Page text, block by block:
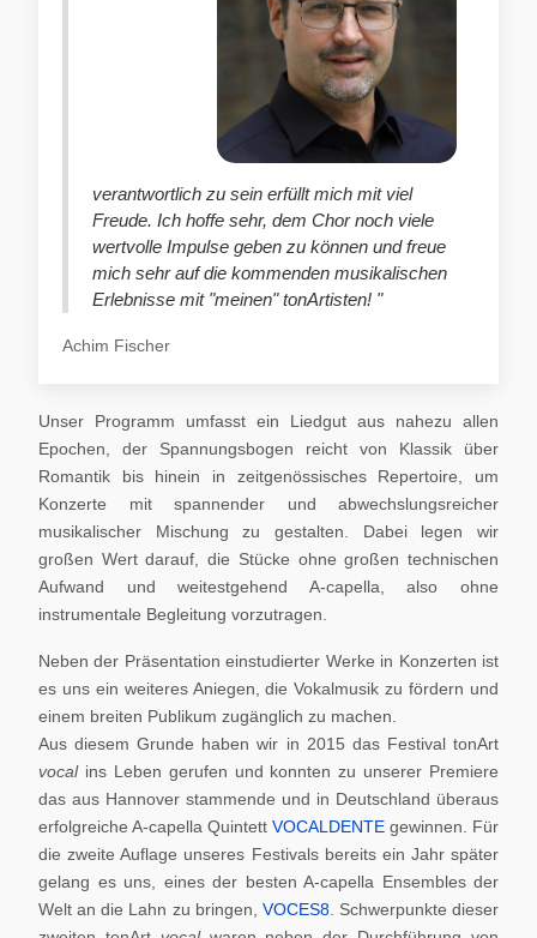
verantwortlich zu sein erfüllt mich mit viel
Freude. Ich hoffe sehr, dem Chor noch viele
wertvolle Impulse geben zu können und freue
mich sehr auf die kommenden musikalischen
Erlebnisse mit "meinen" tonArtisten! "
Achim Fischer
Unser Programm umfasst ein Liedgut aus nahezu allen
Epochen, der Spannungsbogen reicht von Klassik über
Romantik bis hinein in zeitgenössisches Repertoire, um
Konzerte mit spannender und abwechslungsreicher
musikalischer Mischung zu gestalten. Dabei legen wir
großen Wert darauf, die Stücke ohne großen technischen
Aufwand und weitestgehend A-capella, also ohne
instrumentale Begleitung vorzutragen.
Neben der Präsentation einstudierter Werke in Konzerten ist
es uns ein weiteres Aniegen, die Vokalmusik zu fördern und
einem breiten Publikum zugänglich zu machen.
Aus diesem Grunde haben wir in 2015 das Festival tonArt
vocal ins Leben gerufen und konnten zu unserer Premiere
das aus Hannover stammende und in Deutschland überaus
erfolgreiche A-capella Quintett VOCALDENTE gewinnen. Für
die zweite Auflage unseres Festivals bereits ein Jahr später
gelang es uns, eines der besten A-capella Ensembles der
Welt an die Lahn zu bringen, VOCES8. Schwerpunkte dieser